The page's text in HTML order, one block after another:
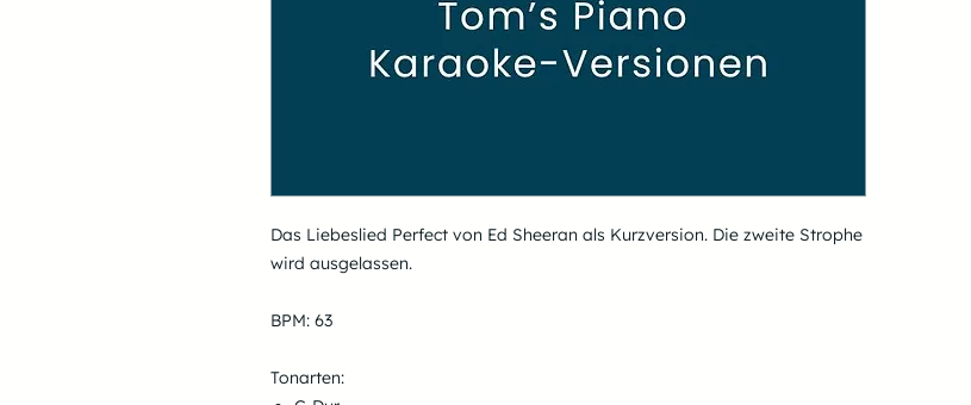
Das Liebeslied Perfect von Ed Sheeran als Kurzversion. Die zweite Strophe
wird ausgelassen.
BPM: 63
Tonarten: